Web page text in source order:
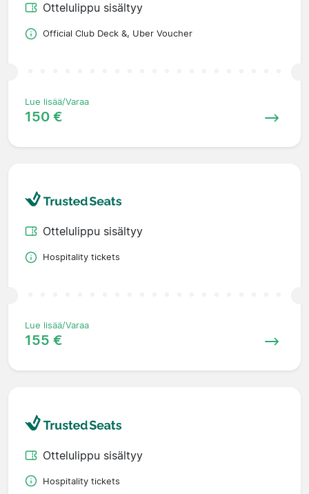
Ottelulippu sisältyy
Official Club Deck &, Uber Voucher
Lue lisää/Varaa
150 €
Ottelulippu sisältyy
Hospitality tickets
Lue lisää/Varaa
155 €
Ottelulippu sisältyy
Hospitality tickets